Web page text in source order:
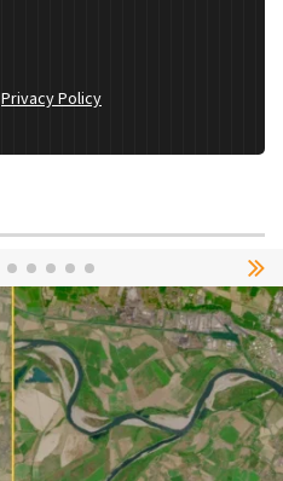
Privacy Policy